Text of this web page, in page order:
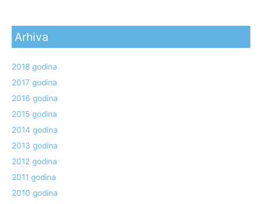
Arhiva
2018 godina
2017 godina
2016 godina
2015 godina
2014 godina
2013 godina
2012 godina
2011 godina
2010 godina